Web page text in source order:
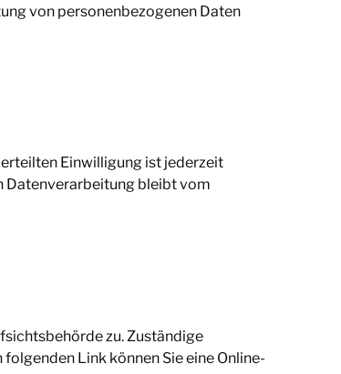
von personenbezogenen Daten
Einwilligung ist jederzeit
Datenverarbeitung bleibt vom
zu. Zuständige
Link können Sie eine Online-